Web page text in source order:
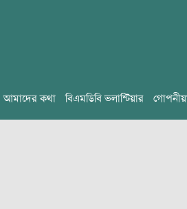
আমাদের কথা বিএমডিবি ভলান্টিয়ার